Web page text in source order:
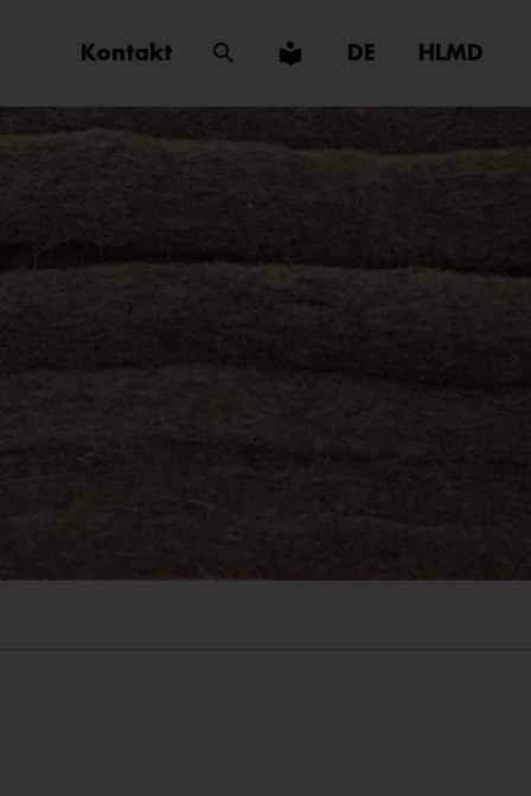
Kontakt DE HLMD